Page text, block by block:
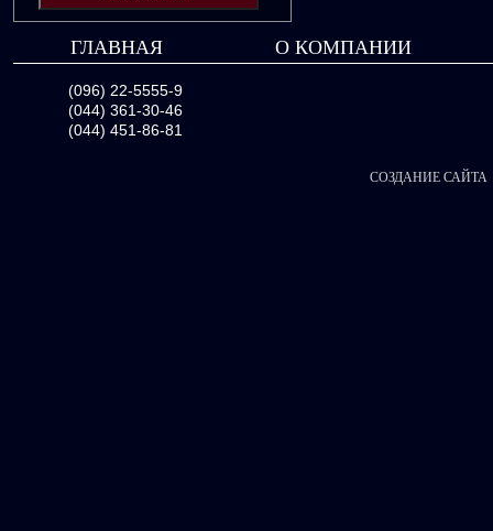
ГЛАВНАЯ О КОМПАНИИ
(096) 22-5555-9
(044) 361-30-46
(044) 451-86-81
СОЗДАНИЕ САЙТА